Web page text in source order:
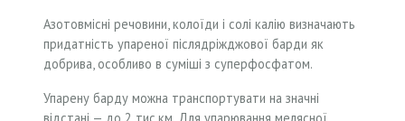
Азотовмісні речовини, колоїди і солі калію визначають
придатність упареної післядріжджової барди як
добрива, особливо в суміші з суперфосфатом.
Упарену барду можна транспортувати на значні